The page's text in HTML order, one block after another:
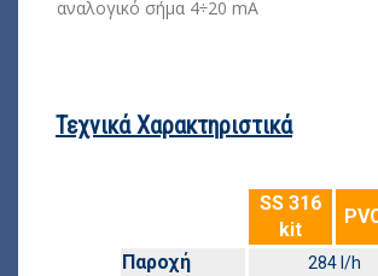
αναλογικό σήμα 4÷20 mA
Τεχνικά Χαρακτηριστικά
SS 316
kit
Παροχή
284 l/h